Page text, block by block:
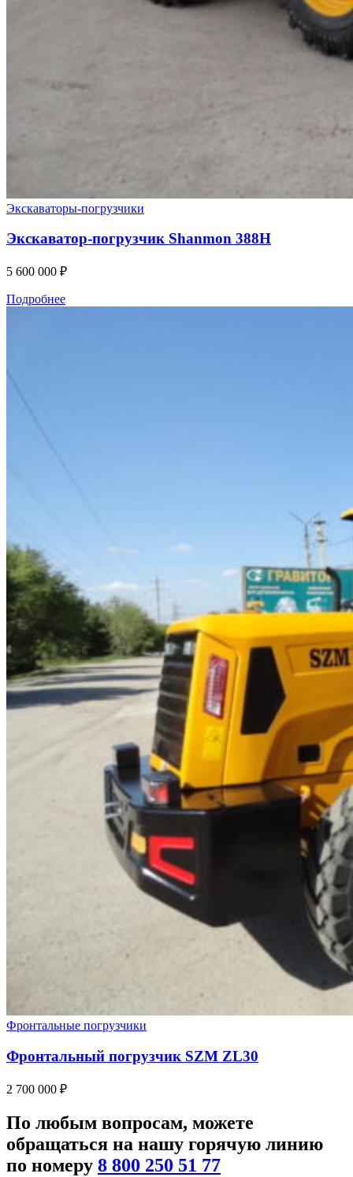
Экскаваторы-погрузчики
Экскаватор-погрузчик Shanmon 388H
5 600 000 ₽
Подробнее
Фронтальные погрузчики
Фронтальный погрузчик SZM ZL30
2 700 000 ₽
По любым вопросам, можете
обращаться на нашу горячую линию
по номеру 8 800 250 51 77